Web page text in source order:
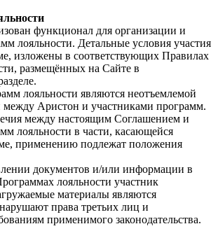
функционал для организации и
лояльности. Детальные условия участия
изложены в соответствующих Правилах
размещённых на Сайте в
лояльности являются неотъемлемой
Аристон и участниками программ.
между настоящим Соглашением и
лояльности в части, касающейся
применению подлежат положения
документов и/или информации в
лояльности участник
материалы являются
права третьих лиц и
применимого законодательства.